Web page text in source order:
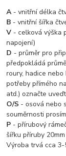
A- vnitřní délka
B - vnitřní šířka
V - celková výška
napojení)
D - průměr pro
předpokládá
roury, hadice
potřeby přímého
atd.) označte
O/S - osová nebo
souměrnosti
P - přírubový
šířku příruby
Výroba trvá cca 3-